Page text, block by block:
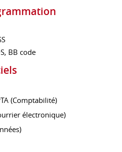
BB code
(Comptabilité)
électronique)